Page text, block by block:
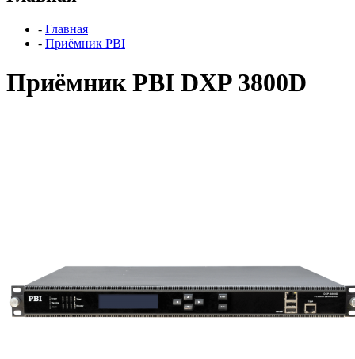
- Главная
- Приёмник PBI
Приёмник PBI DXP 3800D